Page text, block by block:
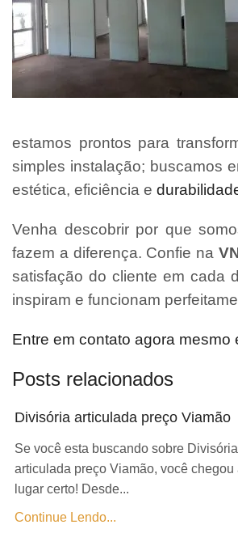
estamos prontos para
simples instalação; buscamos
estética, eficiência e
Venha descobrir por que
fazem a diferença. Confie na
satisfação do cliente em cada
inspiram e funcionam
Entre em contato agora
Posts relacionados
Divisória articulada preço Viamão
Se você esta buscando sobre Divisória
articulada preço Viamão, você chegou
lugar certo! Desde...
Continue Lendo...